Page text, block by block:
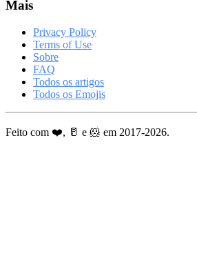
Mais
Privacy Policy
Terms of Use
Sobre
FAQ
Todos os artigos
Todos os Emojis
Feito com ❤️, 🥛 e 🐹 em 2017-2026.